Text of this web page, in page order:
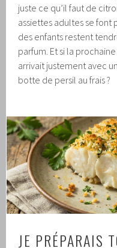
juste ce qu’il faut de
assiettes adultes se
des enfants restent
parfum. Et si la
arrivait justement avec
botte de persil au frais ?
JE PRÉPARAIS